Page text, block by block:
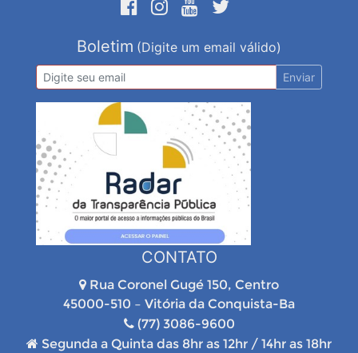
Boletim (Digite um email válido)
Enviar
CONTATO
Rua Coronel Gugé 150, Centro
45000-510 – Vitória da Conquista-Ba
(77) 3086-9600
Segunda a Quinta das 8hr as 12hr / 14hr as 18hr